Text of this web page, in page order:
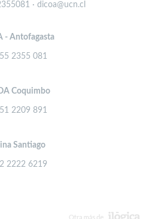
· dicoa@ucn.cl
- Antofagasta
2355 081
Coquimbo
2209 891
Santiago
2222 6219